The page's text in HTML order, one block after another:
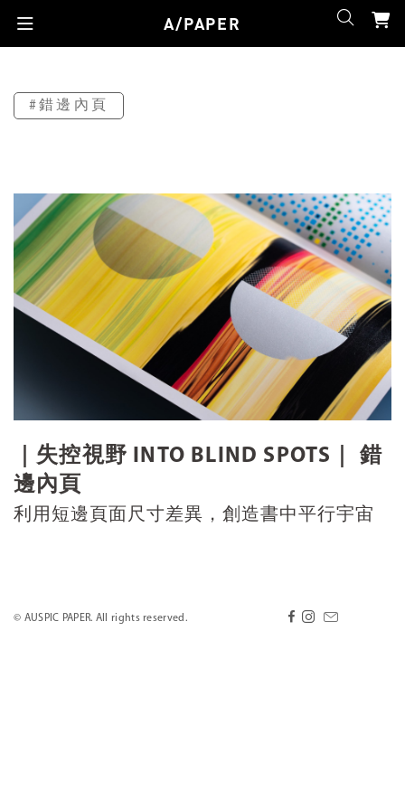
A/PAPER
#錯邊內頁
｜失控視野 INTO BLIND SPOTS｜ 錯
邊內頁
利用短邊頁面尺寸差異，創造書中平行宇宙
© AUSPIC PAPER. All rights reserved.